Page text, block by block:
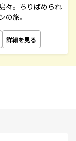
々。ちりばめられ
の旅。
詳細を見る